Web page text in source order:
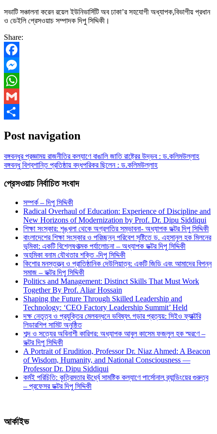
সভাটি সঞ্চালনা করেন রয়েল ইউনিভার্সিটি অব ঢাকা’র সহযোগী অধ্যাপক,বিভাগীয় প্রধান
ও ডেইলি প্রেসওয়াচ সম্পাদক দিপু সিদ্দিকী।
Share:
Facebook
Messenger
WhatsApp
Gmail
Post navigation
বঙ্গবন্ধুর প্রজ্ঞাময় রাজনীতির কল্যাণে বাঙালি জাতি রাষ্ট্রের উদ্ভব : ড.কলিমউল্লাহ
বঙ্গবন্ধু বিশ্বশান্তি প্রতিষ্ঠায় বদ্ধপরিকর ছিলেন : ড.কলিমউল্লাহ
প্রেসওয়াচ নির্বাচিত সংবাদ
সম্পর্ক – দিপু সিদ্দিকী
Radical Overhaul of Education: Experience of Discipline and
New Horizons of Modernization by Prof. Dr. Dipu Siddiqui
শিক্ষা সংস্কার: শৃঙ্খলা থেকে অগ্রগতির সম্ভাবনা- অধ্যাপক ডক্টর দিপু সিদ্দিকী
বাংলাদেশের শিক্ষা সংস্কার ও পরিচ্ছন্ন পরিবেশ সৃষ্টিতে ড. এহসানুল হক মিলনের
ভূমিকা: একটি বিশ্লেষণাত্মক পর্যালোচনা – অধ্যাপক ডক্টর দিপু সিদ্দিকী
অহমিকা বনাম যৌথতার শক্তি -দিপু সিদ্দিকী
কিশোর মনস্তত্ত্ব ও প্রাতিষ্ঠানিক দেউলিয়াত্ব: একটি জিডি এবং আমাদের বিপন্ন
সমাজ – ডক্টর দিপু সিদ্দিকী
Politics and Management: Distinct Skills That Must Work
Together By Prof. Aliar Hossain
Shaping the Future Through Skilled Leadership and
Technology: ‘CEO Factory Leadership Summit’ Held
দক্ষ নেতৃত্ব ও প্রযুক্তির মেলবন্ধনে ভবিষ্যৎ গড়ার প্রত্যয়: সিইও ফ্যাক্টরি
লিডারশিপ সামিট অনুষ্ঠিত
শব্দ ও সত্যের অবিনাশী কারিগর: অধ্যাপক আবুল কাসেম ফজলুল হক স্মরণে –
ডক্টর দিপু সিদ্দিকী
A Portrait of Erudition, Professor Dr. Niaz Ahmed: A Beacon
of Wisdom, Humanity, and National Consciousness —
Professor Dr. Dipu Siddiqui
কর্মই পরিচিতি: কৃত্রিমতার ঊর্ধ্বে সামষ্টিক কল্যাণে পার্সোনাল ব্র্যান্ডিংয়ের গুরুত্ব
– প্রফেসর ডক্টর দিপু সিদ্দিকী
আর্কাইভ